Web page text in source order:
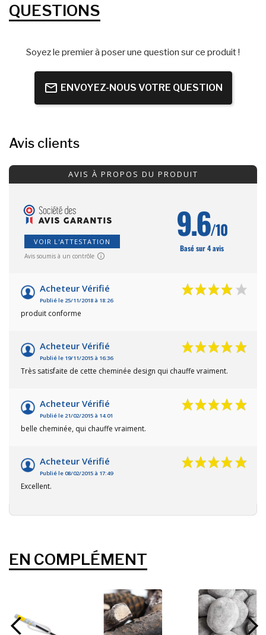
QUESTIONS
Soyez le premier à poser une question sur ce produit !
ENVOYEZ-NOUS VOTRE QUESTION
Avis clients
AVIS À PROPOS DU PRODUIT
VOIR L'ATTESTATION
Avis soumis à un contrôle
9.6/10
Basé sur 4 avis
Acheteur Vérifié
Publié le 25/11/2018 à 18:26
produit conforme
Acheteur Vérifié
Publié le 19/11/2015 à 16:36
Très satisfaite de cette cheminée design qui chauffe vraiment.
Acheteur Vérifié
Publié le 21/02/2015 à 14:01
belle cheminée, qui chauffe vraiment.
Acheteur Vérifié
Publié le 08/02/2015 à 17:49
Excellent.
EN COMPLÉMENT